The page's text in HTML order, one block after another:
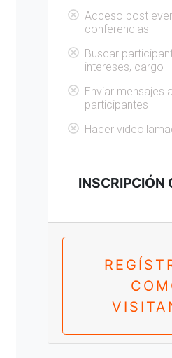
Acceso post
conferencias
Buscar
intereses, cargo
Enviar mensajes
participantes
Hacer
INSCRIPCIÓN